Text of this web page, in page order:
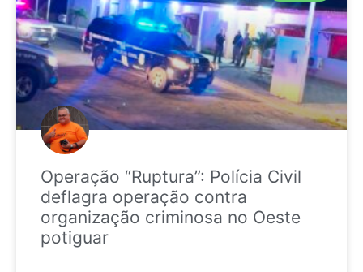
Operação “Ruptura”: Polícia Civil
deflagra operação contra
organização criminosa no Oeste
potiguar